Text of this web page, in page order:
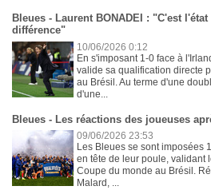
Bleues - Laurent BONADEI : "C'est
différence"
10/06/2026 0:12
En s'imposant 1-0 face à
valide sa qualification directe
au Brésil. Au terme d'une
d'une...
Bleues - Les réactions des joueuses
09/06/2026 23:53
Les Bleues se sont imposées
en tête de leur poule, validant
Coupe du monde au Brésil.
Malard, ...